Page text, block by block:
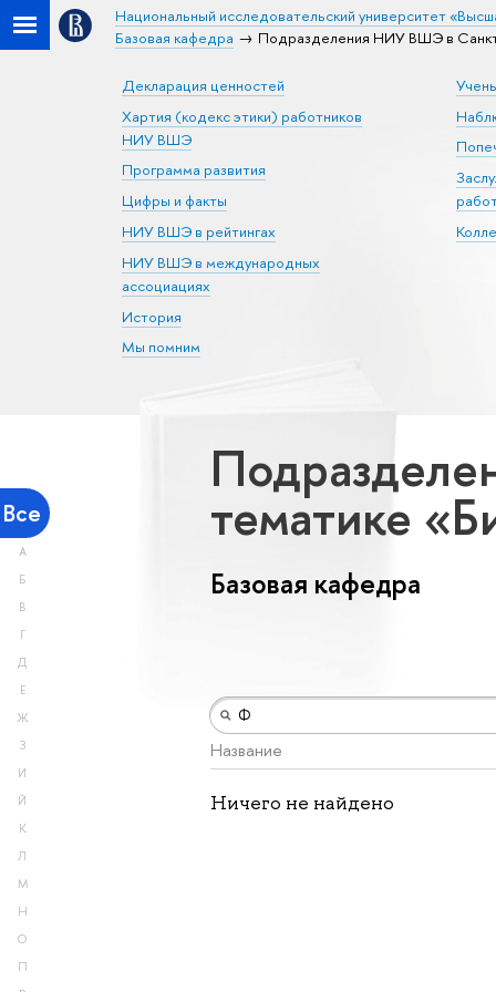
Национальный исследовательский университет
Базовая кафедра
Подразделения НИУ ВШЭ в
Декларация ценностей
Хартия (кодекс этики) работников
НИУ ВШЭ
Программа развития
Цифры и факты
НИУ ВШЭ в рейтингах
НИУ ВШЭ в международных
ассоциациях
История
Мы помним
Все
А
Б
В
Г
Д
Е
Ж
З
И
Й
К
Л
М
Н
О
П
тематике
Базовая кафедра
Название
Ничего не найдено